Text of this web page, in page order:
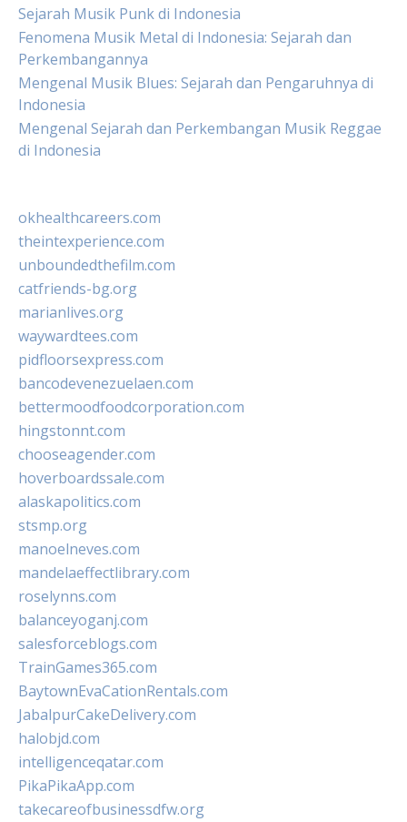
Sejarah Musik Punk di Indonesia
Fenomena Musik Metal di Indonesia: Sejarah dan
Perkembangannya
Mengenal Musik Blues: Sejarah dan Pengaruhnya di
Indonesia
Mengenal Sejarah dan Perkembangan Musik Reggae
di Indonesia
okhealthcareers.com
theintexperience.com
unboundedthefilm.com
catfriends-bg.org
marianlives.org
waywardtees.com
pidfloorsexpress.com
bancodevenezuelaen.com
bettermoodfoodcorporation.com
hingstonnt.com
chooseagender.com
hoverboardssale.com
alaskapolitics.com
stsmp.org
manoelneves.com
mandelaeffectlibrary.com
roselynns.com
balanceyoganj.com
salesforceblogs.com
TrainGames365.com
BaytownEvaCationRentals.com
JabalpurCakeDelivery.com
halobjd.com
intelligenceqatar.com
PikaPikaApp.com
takecareofbusinessdfw.org